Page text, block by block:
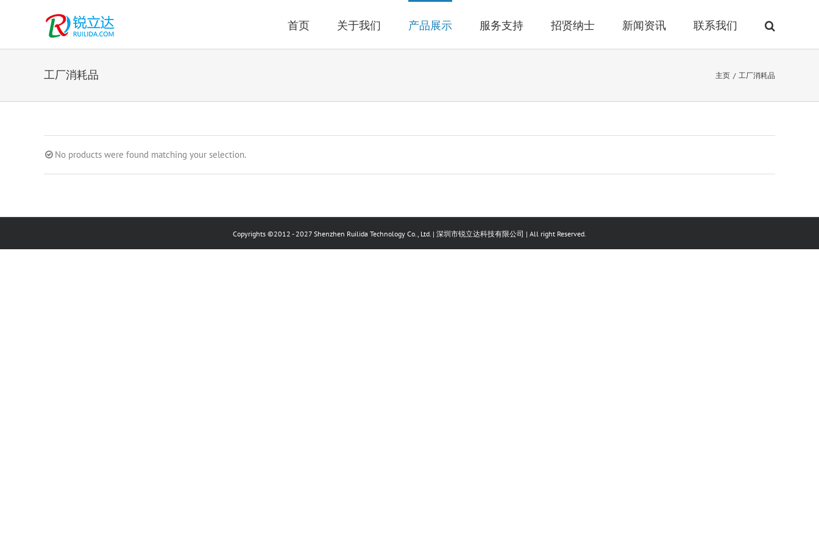
容
首页 关于我们 产品展示 服务支持 招贤纳士 新闻资讯 联系我们
工厂消耗品 主页 / 工厂消耗品
No products were found matching your selection.
Copyrights ©2012 - 2027 Shenzhen Ruilida Technology Co., Ltd. | 深圳市锐立达科技有限公司 | All right Reserved.